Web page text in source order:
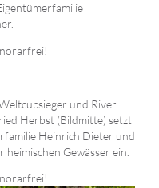
und River
Herbst (Bildmitte) setzt
Heinrich Dieter und
Gewässer ein.